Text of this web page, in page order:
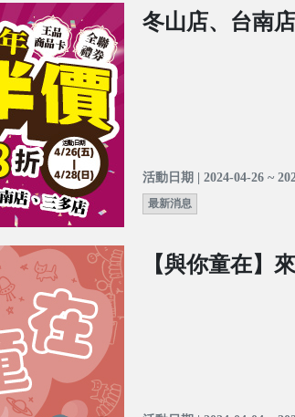
冬山店、台南
活動日期 | 2024-04-26 ~
最新消息
【與你童在】